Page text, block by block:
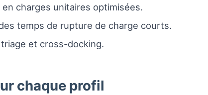
charges unitaires optimisées.
temps de rupture de charge courts.
et cross-docking.
chaque profil